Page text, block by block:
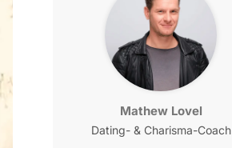
Mathew Lovel
Dating- & Charisma-Coach